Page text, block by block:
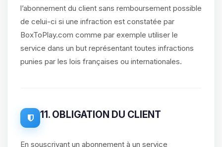
l’abonnement du client sans remboursement possible
de celui-ci si une infraction est constatée par
BoxToPlay.com comme par exemple utiliser le
service dans un but représentant toutes infractions
punies par les lois françaises ou internationales.
11. OBLIGATION DU CLIENT
En souscrivant un abonnement à un service